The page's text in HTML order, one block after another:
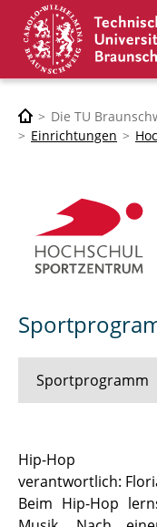
Die TU
Einrichtungen
Sportprogramm
Buchungs- und
Hip-Hop
verantwortlich:
Beim Hip-Hop